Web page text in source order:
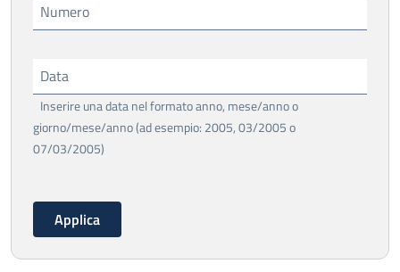
Numero
Data
Inserire una data nel formato anno, mese/anno o
giorno/mese/anno (ad esempio: 2005, 03/2005 o
07/03/2005)